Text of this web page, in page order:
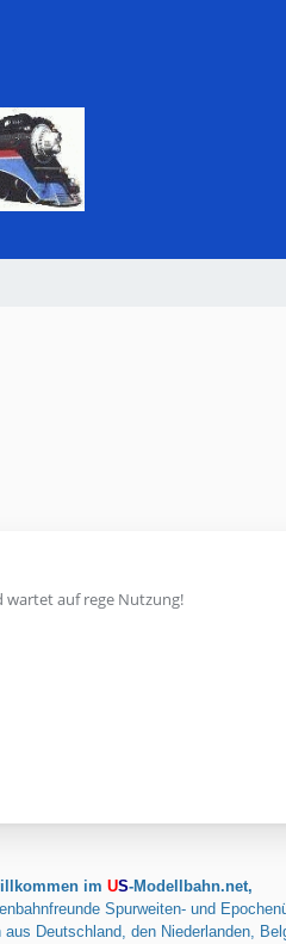
wartet auf rege Nutzung!
im US-Modellbahn.net,
Spurweiten- und
Deutschland, den Niederlanden,